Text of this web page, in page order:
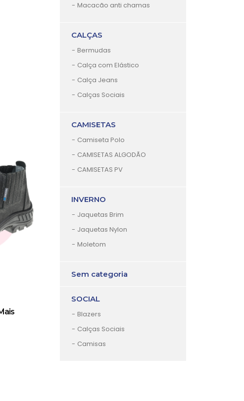
Macacão anti chamas
CALÇAS
Bermudas
Calça com Elástico
Calça Jeans
Calças Sociais
CAMISETAS
Camiseta Polo
CAMISETAS ALGODÃO
CAMISETAS PV
INVERNO
Jaquetas Brim
Jaquetas Nylon
Moletom
Sem categoria
SOCIAL
Blazers
Calças Sociais
Camisas